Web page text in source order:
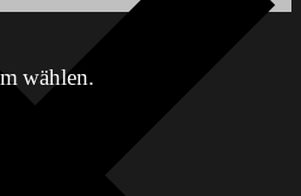
wählen.